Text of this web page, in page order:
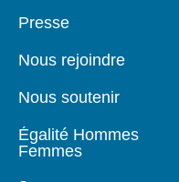
Pied
Presse
Nous rejoindre
Nous soutenir
Égalité Hommes
Femmes